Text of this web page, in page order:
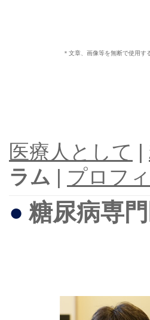
＊文章、画像等を無断で使用す
医療人として |
ラム | プロフ
● 糖尿病専